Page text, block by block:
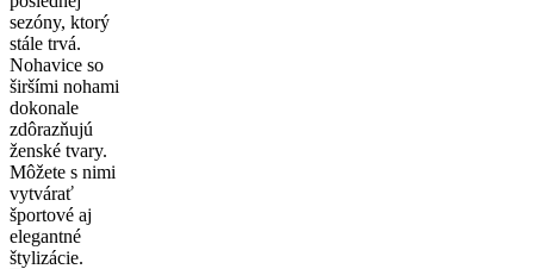
sezóny, ktorý
stále trvá.
Nohavice so
širšími nohami
dokonale
zdôrazňujú
ženské tvary.
Môžete s nimi
vytvárať
športové aj
elegantné
štylizácie.